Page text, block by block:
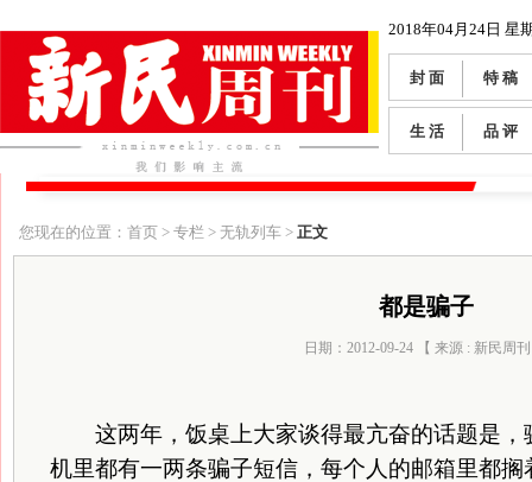
2018年04月24日 星
封 面 特 稿
生 活 品 评
您现在的位置：首页 > 专栏 > 无轨列车 > 正文
都是骗子
日期：2012-09-24 【 来源 : 新民周
这两年，饭桌上大家谈得最亢奋的话题是，
机里都有一两条骗子短信，每个人的邮箱里都